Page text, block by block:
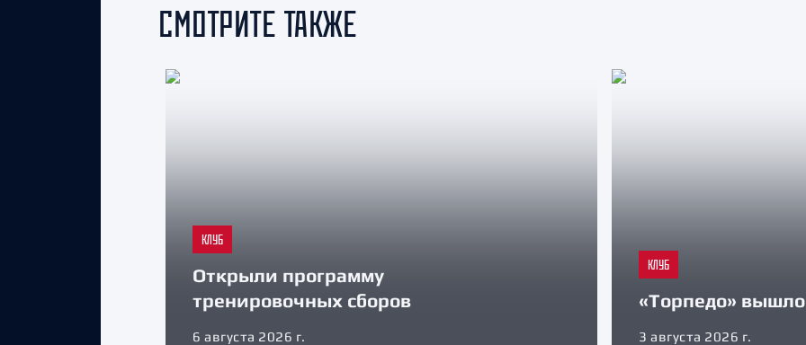
СМОТРИТЕ ТАКЖЕ
КЛУБ
Открыли программу
тренировочных сборов
6 августа 2026 г.
КЛУБ
«Торпедо» вышло
3 августа 2026 г.